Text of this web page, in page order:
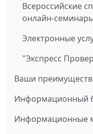
Всероссийские
онлайн-
Электронные
"Экспресс
Ваши
Информационный
Информационные